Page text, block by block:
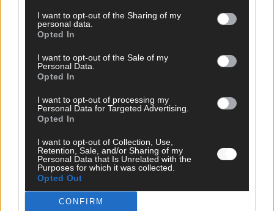
I want to opt-out of the Sharing of my
personal data.
Opted In
I want to opt-out of the Sale of my
Personal Data.
Opted In
I want to opt-out of processing my
Personal Data for Targeted Advertising.
Opted In
I want to opt-out of Collection, Use,
Retention, Sale, and/or Sharing of my
Personal Data that Is Unrelated with the
Purposes for which it was collected.
Opted Out
CONFIRM
SCHNELL ZUM RESSORT
Nachrichten
Politik